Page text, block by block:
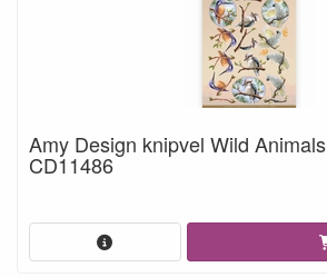
Amy Design knipvel Wild
CD11486